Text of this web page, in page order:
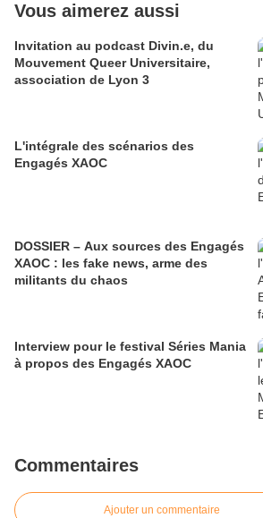
Vous aimerez aussi
Invitation au podcast Divin.e, du
Mouvement Queer Universitaire,
association de Lyon 3
L'intégrale des scénarios des
Engagés XAOC
DOSSIER – Aux sources des Engagés
XAOC : les fake news, arme des
militants du chaos
Interview pour le festival Séries Mania
à propos des Engagés XAOC
Commentaires
Ajouter un commentaire